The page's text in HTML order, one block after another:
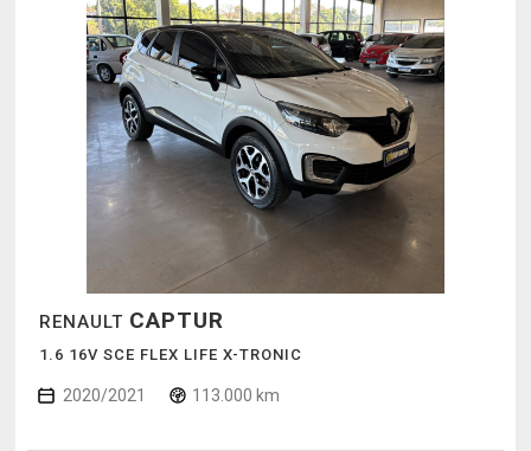
RENAULT CAPTUR
1.6 16V SCE FLEX LIFE X-TRONIC
2020/2021 113.000 km